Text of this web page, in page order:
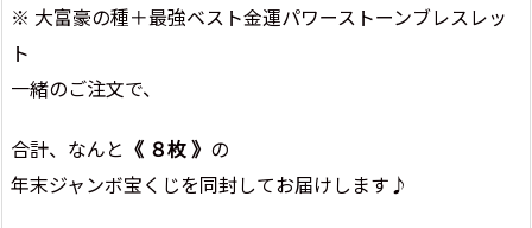
※ 大富豪の種＋最強ベスト金運パワーストーンブレスレッ
ト
一緒のご注文で、
合計、なんと 《 ８枚 》 の
年末ジャンボ宝くじを同封してお届けします♪